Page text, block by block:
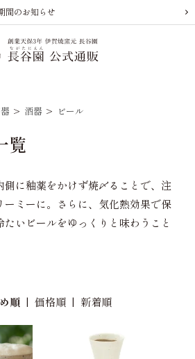
間のお知らせ
> 酒器 > ビール
覧
側に釉薬をかけず焼〆ることで、注
ーミーに。さらに、気化熱効果で保
いビールをゆっくりと味わうこと
順| 価格順| 新着順